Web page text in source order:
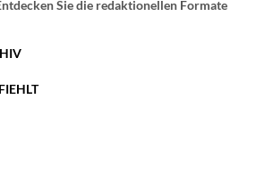
Sie die redaktionellen Formate